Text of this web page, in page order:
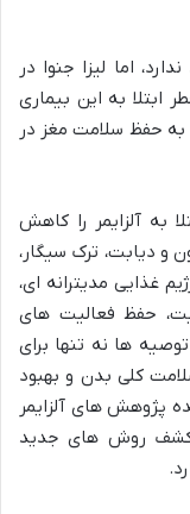
اما لیزا جنوا در
به این بیماری
به حفظ سلامت مغز در
به آلزایمر را کاهش
و دیابت، ترک سیگار،
غذایی مدیترانه ای،
حفظ فعالیت های
ها نه تنها برای
کلی بدن و بهبود
پژوهش های آلزایمر
کشف روش های جدید